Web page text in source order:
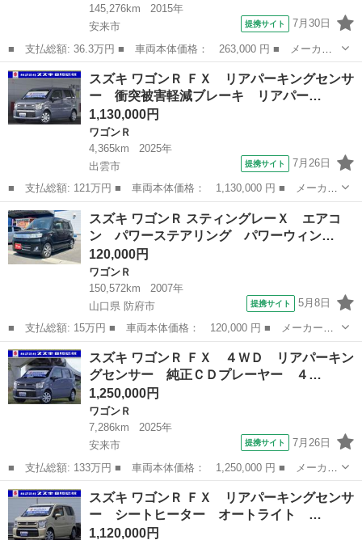
145,276km
2015年
安来市
提携サイト 7月30日
■ 支払総額: 36.3万円 ■ 車両本体価格： 263,000 円 ■ メーカー
名： スズキ ■ 車種名： ワゴンＲ ■ グレード名： ＦＸ ４Ｗ
Ｄ オートエアコン シートヒーター ■ 排気量： 660cc ■ ドア枚
数...
島根 安来市 ワゴンＲ
スズキ ワゴンＲ ＦＸ リアパーキングセンサ
ー 衝突被害軽減ブレーキ リアパー…
1,130,000円
ワゴンＲ
4,365km
2025年
出雲市
提携サイト 7月26日
■ 支払総額: 121万円 ■ 車両本体価格： 1,130,000 円 ■ メーカー
名： スズキ ■ 車種名： ワゴンＲ ■ グレード名： ＦＸ リア
パーキングセンサー 衝突被害軽減ブレーキ リアパーキングセンサ
ー 運転席...
島根 出雲市 ワゴンＲ
スズキ ワゴンＲ スティングレーＸ エアコ
ン パワーステアリング パワーウィン…
120,000円
ワゴンＲ
150,572km
2007年
山口県 防府市
提携サイト 5月8日
■ 支払総額: 15万円 ■ 車両本体価格： 120,000 円 ■ メーカー
名： スズキ ■ 車種名： ワゴンＲ ■ グレード名： スティング
レーＸ エアコン パワーステアリング パワーウィンドウ 電動ミ
ラー スマートキ...
山口 防府市 ワゴンＲ
スズキ ワゴンＲ ＦＸ ４ＷＤ リアパーキン
グセンサー 純正ＣＤプレーヤー ４…
1,250,000円
ワゴンＲ
7,286km
2025年
安来市
提携サイト 7月26日
■ 支払総額: 133万円 ■ 車両本体価格： 1,250,000 円 ■ メーカー
名： スズキ ■ 車種名： ワゴンＲ ■ グレード名： ＦＸ ４Ｗ
Ｄ リアパーキングセンサー 純正ＣＤプレーヤー ４ＷＤ リアパ
ーキングセ...
島根 安来市 ワゴンＲ
スズキ ワゴンＲ ＦＸ リアパーキングセンサ
ー シートヒーター オートライト …
1,120,000円